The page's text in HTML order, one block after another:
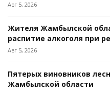
Авг 5, 2026
Жителя Жамбылской
распитие алкоголя при
Авг 5, 2026
Пятерых виновников
Жамбылской области